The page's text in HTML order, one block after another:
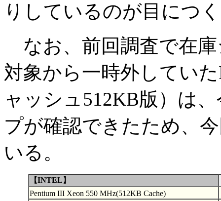
りしているのが目につ
なお、前回調査で在
対象から一時外してい
ャッシュ512KB版）は
プが確認できたため、
いる。
【INTEL】
Pentium III Xeon 550 MHz(512KB Cache)